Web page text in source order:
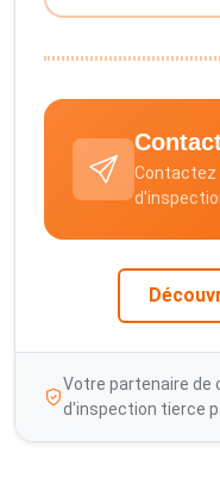
Contactez
Votre partenaire de
d'inspection tierce